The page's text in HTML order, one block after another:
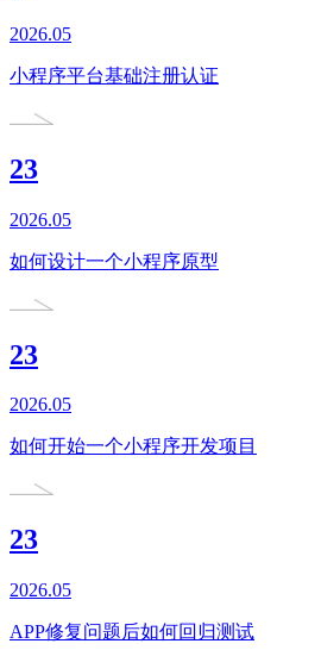
2026.05
小程序平台基础注册认证
23
2026.05
如何设计一个小程序原型
23
2026.05
如何开始一个小程序开发项目
23
2026.05
APP修复问题后如何回归测试